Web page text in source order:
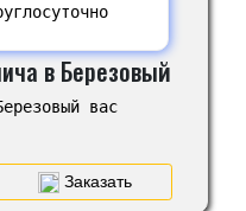
в Березовый
вас
Заказать